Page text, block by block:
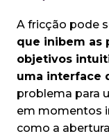
A fricção pode
que inibem as
objetivos
uma interface
problema para
em momentos
como a